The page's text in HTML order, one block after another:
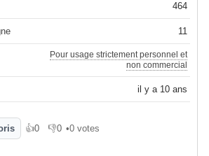
464
11
Pour usage strictement personnel et
non commercial
il y a 10 ans
👍0
J'aime 👎0
Je n'aime pas
•0 votes